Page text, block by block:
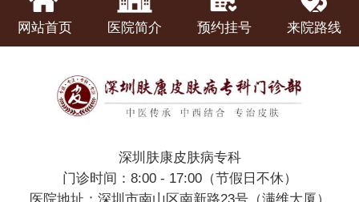
网站首页 医院简介 预约挂号 来院路线
深圳肤康皮肤病专科
门诊时间：8:00 - 17:00（节假日不休）